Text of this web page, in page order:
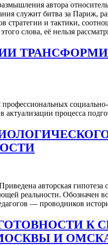
автора
служит битва за Париж,
стратегии и тактики,
слова, её нельзя
процесса
авторская
реальности. Обозначен
— проводников
К
И